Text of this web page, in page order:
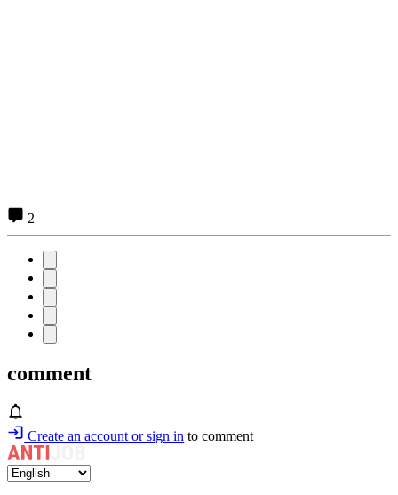
2
comment
Create an account or sign in to comment